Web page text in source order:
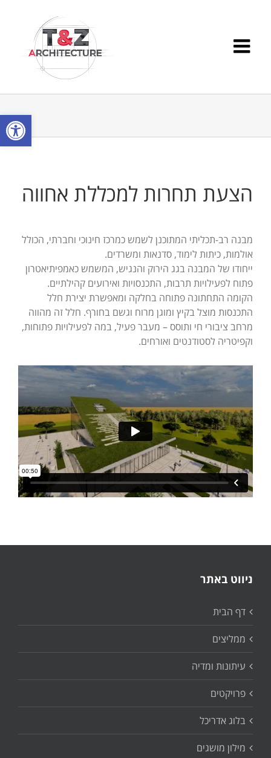
פתח
הצעת תחרות למכללת אחווה
מבנה רב-תכליתי המתוכנן לשמש כמרכז חינוכי וחברתי, הכולל
אולמות, כיתות לימוד, סדנאות ומשרדים.
ייחודו של המבנה בגג הירוק והנגיש, המשמש כאמפיתיאטרון
פתוח לפעילויות תרבות, התכנסויות ואירועים קהילתיים.
הקומה התחתונה פתוחה בחלקה ומאפשרת יצירת חלל
התכנסות מוצל בקיץ ומוגן מרוח וגשם בחורף. חלל זה מהווה
מרחב ציבורי חי ותוסס – מעבר פעיל, במה לפעילויות פתוחות,
וקפיטריה לסטודנטים ואורחים.
ניווט באתר
דף הבית
ממליצים
עיתונות ומדיה
פרויקטים
בלוג אדריכל
מילון מושגים